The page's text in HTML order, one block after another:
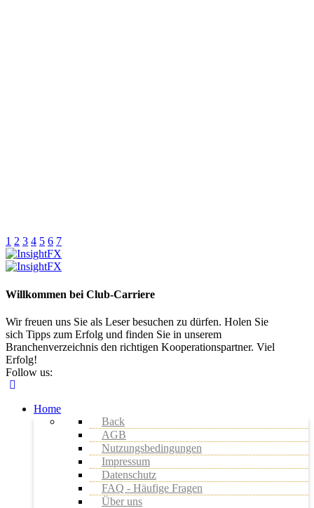
1 2 3 4 5 6 7
Willkommen bei Club-Carriere
Wir freuen uns Sie als Leser besuchen zu dürfen. Holen Sie
sich Tipps zum Erfolg und finden Sie in unserem
Branchenverzeichnis den richtigen Kooperationspartner. Viel
Erfolg!
Follow us:
Home
Back
AGB
Nutzungsbedingungen
Impressum
Datenschutz
FAQ - Häufige Fragen
Über uns